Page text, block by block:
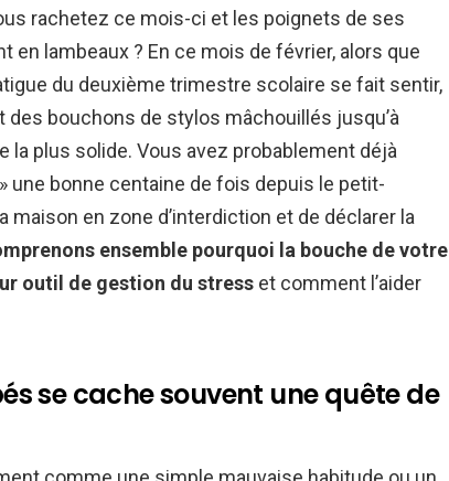
rachetez ce mois-ci et les poignets de ses
lambeaux ? En ce mois de février, alors que
du deuxième trimestre scolaire se fait sentir,
bouchons de stylos mâchouillés jusqu’à
la plus solide. Vous avez probablement déjà
une bonne centaine de fois depuis le petit-
maison en zone d’interdiction et de déclarer la
ensemble pourquoi la bouche de votre
outil de gestion du stress et comment l’aider
se cache souvent une quête de